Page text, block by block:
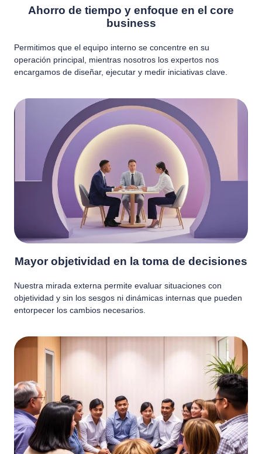
Ahorro de tiempo y enfoque en el core
business
Permitimos que el equipo interno se concentre en su
operación principal, mientras nosotros los expertos nos
encargamos de diseñar, ejecutar y medir iniciativas clave.
Mayor objetividad en la toma de decisiones
Nuestra mirada externa permite evaluar situaciones con
objetividad y sin los sesgos ni dinámicas internas que pueden
entorpecer los cambios necesarios.